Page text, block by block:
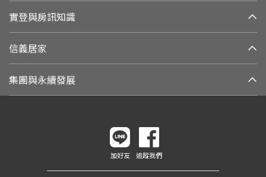
實登與房訊知識
信義居家
集團與永續發展
加好友 追蹤我們